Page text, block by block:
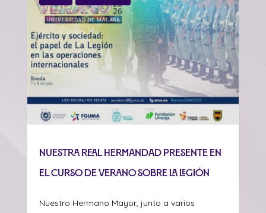
Nuestra Real Hermandad presente en
el curso de verano sobre La Legión
Nuestro Hermano Mayor, junto a varios